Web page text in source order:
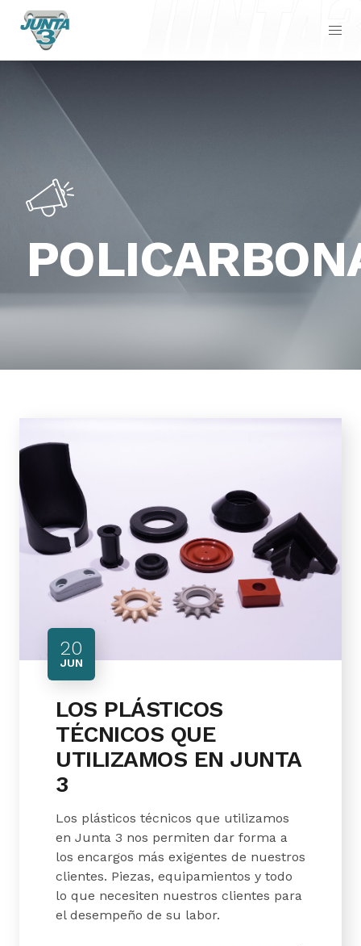
20
JUN
LOS PLÁSTICOS
TÉCNICOS QUE
UTILIZAMOS EN JUNTA
3
Los plásticos técnicos que utilizamos
en Junta 3 nos permiten dar forma a
los encargos más exigentes de nuestros
clientes. Piezas, equipamientos y todo
lo que necesiten nuestros clientes para
el desempeño de su labor.